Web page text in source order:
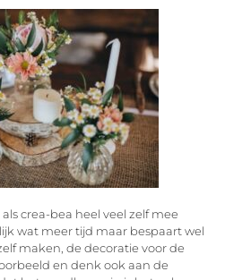
crea-bea heel veel zelf mee
wat meer tijd maar bespaart wel
maken, de decoratie voor de
en denk ook aan de